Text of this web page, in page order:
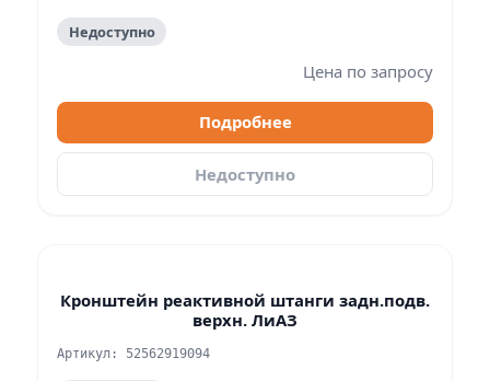
Недоступно
Цена по запросу
Подробнее
Недоступно
Кронштейн реактивной штанги задн.подв.
верхн. ЛиАЗ
Артикул: 52562919094